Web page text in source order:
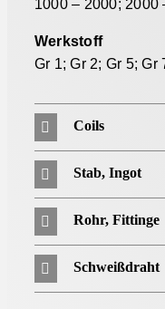
1000 – 2000; 2000
Werkstoff
Gr 1; Gr 2; Gr 5; Gr
Coils
Stab, Ingot
Rohr, Fittinge
Schweißdraht